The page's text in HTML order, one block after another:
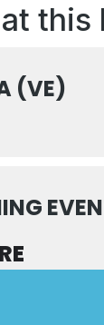
this
(VE)